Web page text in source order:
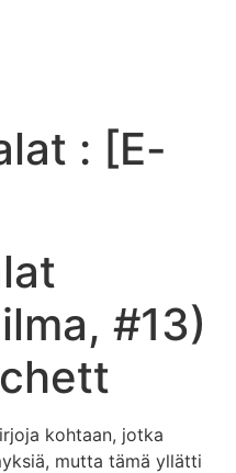
: [E-
#13)
kohtaan, jotka
mutta tämä yllätti